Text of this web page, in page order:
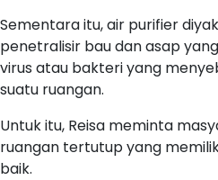
Sementara itu, air purifier
penetralisir bau dan asap
virus atau bakteri yang
suatu ruangan.
Untuk itu, Reisa meminta
ruangan tertutup yang
baik.